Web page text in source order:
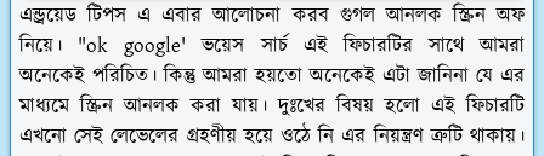
এন্ড্রয়েড টিপস এ এবার আলোচনা করব গুগল আনলক স্ক্রিন অফ
নিয়ে। "ok google' ভয়েস সার্চ এই ফিচারটির সাথে আমরা
অনেকেই পরিচিত। কিন্তু আমরা হয়তো অনেকেই এটা জানিনা যে এর
মাধ্যমে স্ক্রিন আনলক করা যায়। দুঃখের বিষয় হলো এই ফিচারটি
এখনো সেই লেভেলের গ্রহণীয় হয়ে ওঠে নি এর নিয়ন্ত্রণ ত্রুটি থাকায়।